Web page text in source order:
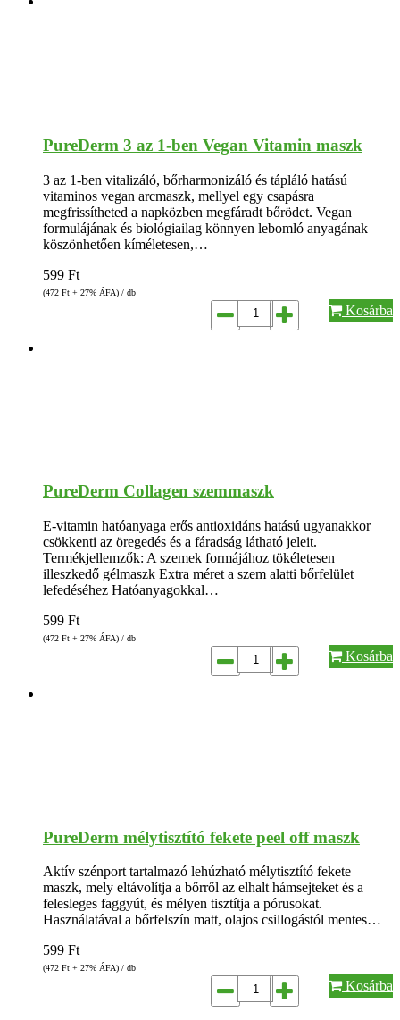
PureDerm 3 az 1-ben Vegan Vitamin maszk
3 az 1-ben vitalizáló, bőrharmonizáló és tápláló hatású
vitaminos vegan arcmaszk, mellyel egy csapásra
megfrissítheted a napközben megfáradt bőrödet. Vegan
formulájának és biológiailag könnyen lebomló anyagának
köszönhetően kíméletesen,…
599 Ft
(472 Ft + 27% ÁFA) / db
Kosárba
PureDerm Collagen szemmaszk
E-vitamin hatóanyaga erős antioxidáns hatású ugyanakkor
csökkenti az öregedés és a fáradság látható jeleit.
Termékjellemzők: A szemek formájához tökéletesen
illeszkedő gélmaszk Extra méret a szem alatti bőrfelület
lefedéséhez Hatóanyagokkal…
599 Ft
(472 Ft + 27% ÁFA) / db
Kosárba
PureDerm mélytisztító fekete peel off maszk
Aktív szénport tartalmazó lehúzható mélytisztító fekete
maszk, mely eltávolítja a bőrről az elhalt hámsejteket és a
felesleges faggyút, és mélyen tisztítja a pórusokat.
Használatával a bőrfelszín matt, olajos csillogástól mentes…
599 Ft
(472 Ft + 27% ÁFA) / db
Kosárba